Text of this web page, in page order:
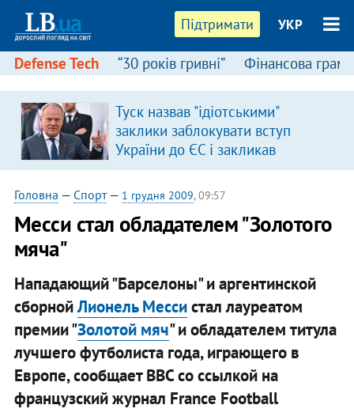
Підтримати УКР
Defense Tech “30 років гривні” Фінансова
Туск назвав "ідіотськими"
заклики заблокувати вступ
України до ЄС і закликав
припинити антиукраїнську
риторику
Головна — Спорт— 1 грудня 2009, 09:57
Месси стал обладателем "Золотого
мяча"
Нападающий "Барселоны" и аргентинской
сборнойЛионель Мессистал лауреатом
премии "Золотой мяч" и обладателем титула
лучшего футболиста года, играющего в
Европе, сообщает ВВС со ссылкой на
французский журнал France Football